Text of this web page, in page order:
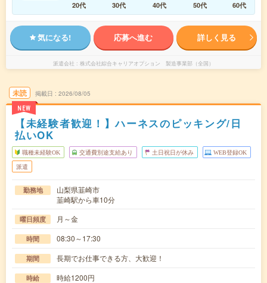
20代
30代 40代 50代 60代
気になる! 応募へ進む 詳しく見る
派遣会社 株式会社綜合キャリアオプション 製造事業部（全国）
未読
NEW
掲載日 2026/08/05
【未経験者歓迎！】ハーネスのピッキング/日
払いOK
職種未経験OK 交通費別途支給あり 土日祝日が休み WEB登録OK
派遣
勤務地
山梨県韮崎市
韮崎駅から車10分
曜日頻度 月～金
時間 08:30～17:30
期間 長期でお仕事できる方、大歓迎！
時給 時給1200円